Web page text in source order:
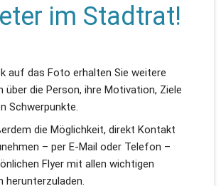
im Stadtrat!
auf das Foto erhalten Sie weitere
die Person, ihre Motivation, Ziele
Schwerpunkte.
die Möglichkeit, direkt Kontakt
– per E-Mail oder Telefon –
Flyer mit allen wichtigen
herunterzuladen.